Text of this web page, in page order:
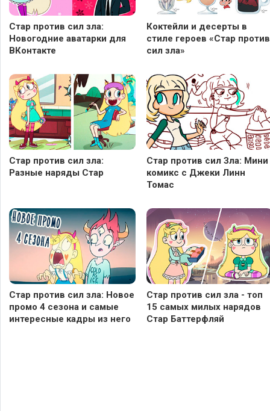
Стар против сил зла:
Новогодние аватарки для
ВКонтакте
Коктейли и десерты в
стиле героев «Стар против
сил зла»
Стар против сил зла:
Разные наряды Стар
Стар против сил Зла: Мини
комикс с Джеки Линн
Томас
Стар против сил зла: Новое
промо 4 сезона и самые
интересные кадры из него
Стар против сил зла - топ
15 самых милых нарядов
Стар Баттерфляй